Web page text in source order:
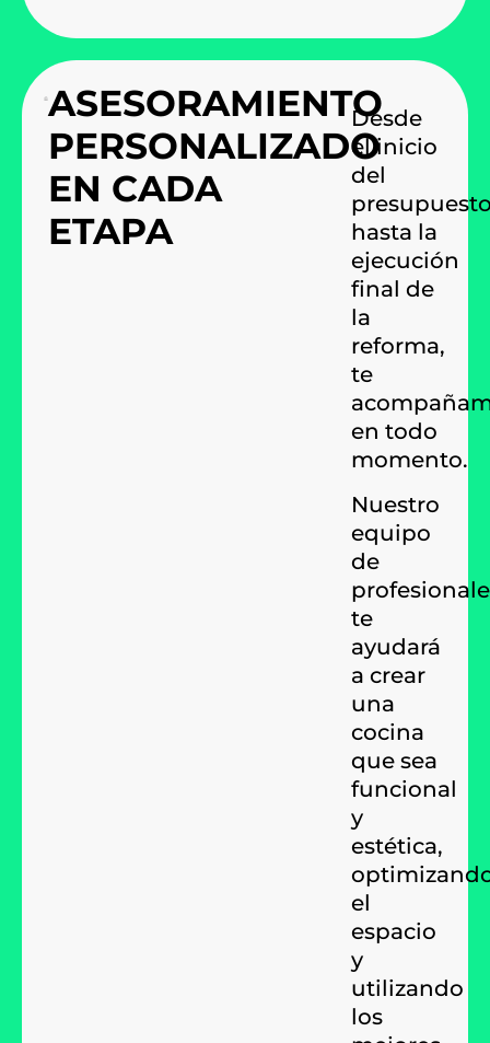
ASESORAMIENTO
PERSONALIZADO
EN CADA
ETAPA
Desde
el inicio
del
hasta la
ejecución
final de
la
reforma,
te
en todo
momento.
Nuestro
equipo
de
te
ayudará
a crear
una
cocina
que sea
funcional
y
estética,
el
espacio
y
utilizando
los